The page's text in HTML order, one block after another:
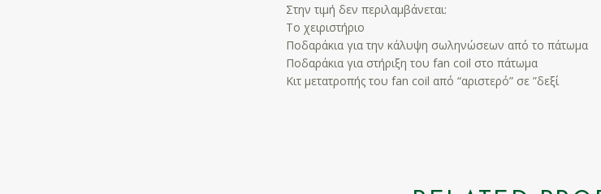
Στην τιμή δεν περιλαμβάνεται:
Το χειριστήριο
Ποδαράκια για την κάλυψη σωληνώσεων από το πάτωμα
Ποδαράκια για στήριξη του fan coil στο πάτωμα
Kιτ μετατροπής του fan coil από “αριστερό” σε ”δεξί